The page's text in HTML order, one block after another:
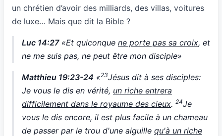
un chrétien d’avoir des milliards, des villas, voitures
de luxe… Mais que dit la Bible ?
Luc 14:27«Et quiconque ne porte pas sa croix, et
ne me suis pas, ne peut être mon disciple»
Matthieu 19:23-24 «23Jésus dit à ses disciples:
Je vous le dis en vérité, un riche entrera
difficilement dans le royaume des cieux. 24Je
vous le dis encore, il est plus facile à un chameau
de passer par le trou d'une aiguille qu'à un riche